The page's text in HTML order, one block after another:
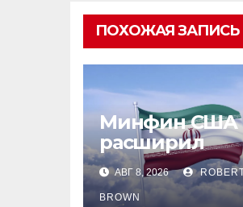
ПОХОЖАЯ ЗАПИСЬ
Минфин США
расширил
санкции
иранских
АВГ 8, 2026
BROWN